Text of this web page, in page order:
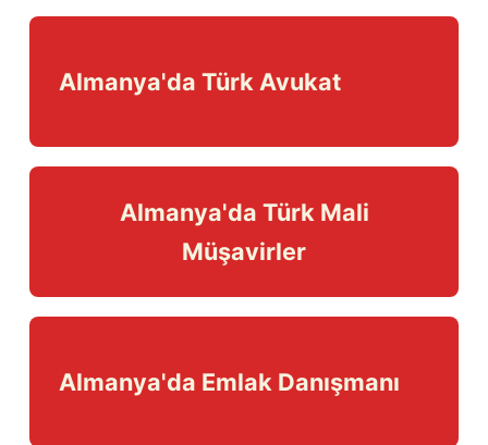
Almanya'da Türk Avukat
Almanya'da Türk Mali
Müşavirler
Almanya'da Emlak Danışmanı